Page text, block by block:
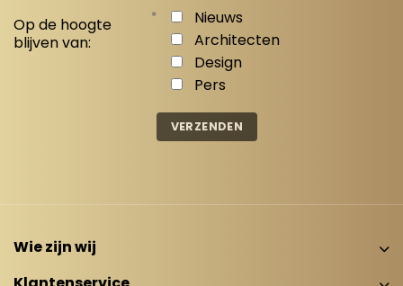
Op de hoogte
blijven van:
*
Nieuws
Architecten
Design
Pers
Wie zijn wij